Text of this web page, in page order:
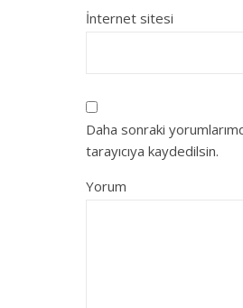
İnternet sitesi
Daha sonraki
tarayıcıya kaydedilsin.
Yorum